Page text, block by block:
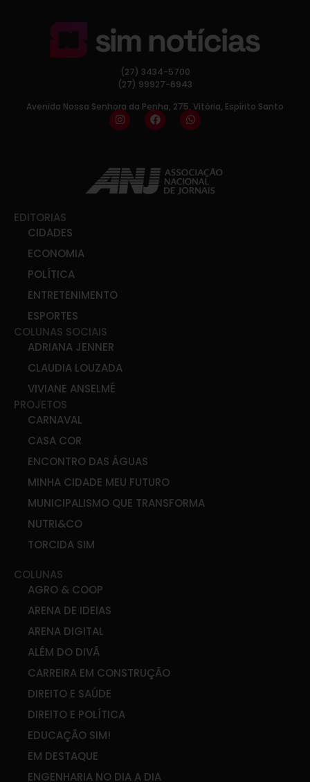
(27) 3434-5700
(27) 99927-6943
Avenida Nossa Senhora da Penha, 275, Vitória, Espírito Santo
EDITORIAS
CIDADES
ECONOMIA
POLÍTICA
ENTRETENIMENTO
ESPORTES
COLUNAS SOCIAIS
ADRIANA JENNER
CLAUDIA LOUZADA
VIVIANE ANSELMÉ
PROJETOS
CARNAVAL
CASA COR
ENCONTRO DAS ÁGUAS
MINHA CIDADE MEU FUTURO
MUNICIPALISMO QUE TRANSFORMA
NUTRI&CO
TORCIDA SIM
COLUNAS
AGRO & COOP
ARENA DE IDEIAS
ARENA DIGITAL
ALÉM DO DIVÃ
CARREIRA EM CONSTRUÇÃO
DIREITO E SAÚDE
DIREITO E POLÍTICA
EDUCAÇÃO SIM!
EM DESTAQUE
ENGENHARIA NO DIA A DIA